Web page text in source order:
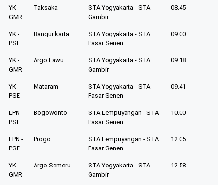
YK -
GMR
Taksaka
STA Yogyakarta - STA
Gambir
08.45
YK -
PSE
Bangunkarta
STA Yogyakarta - STA
Pasar Senen
09.00
YK -
GMR
Argo Lawu
STA Yogyakarta - STA
Gambir
09.18
YK -
PSE
Mataram
STA Yogyakarta - STA
Pasar Senen
09.41
LPN -
PSE
Bogowonto
STA Lempuyangan - STA
Pasar Senen
10.00
LPN -
PSE
Progo
STA Lempuyangan - STA
Pasar Senen
12.05
YK -
GMR
Argo Semeru
STA Yogyakarta - STA
Gambir
12.58